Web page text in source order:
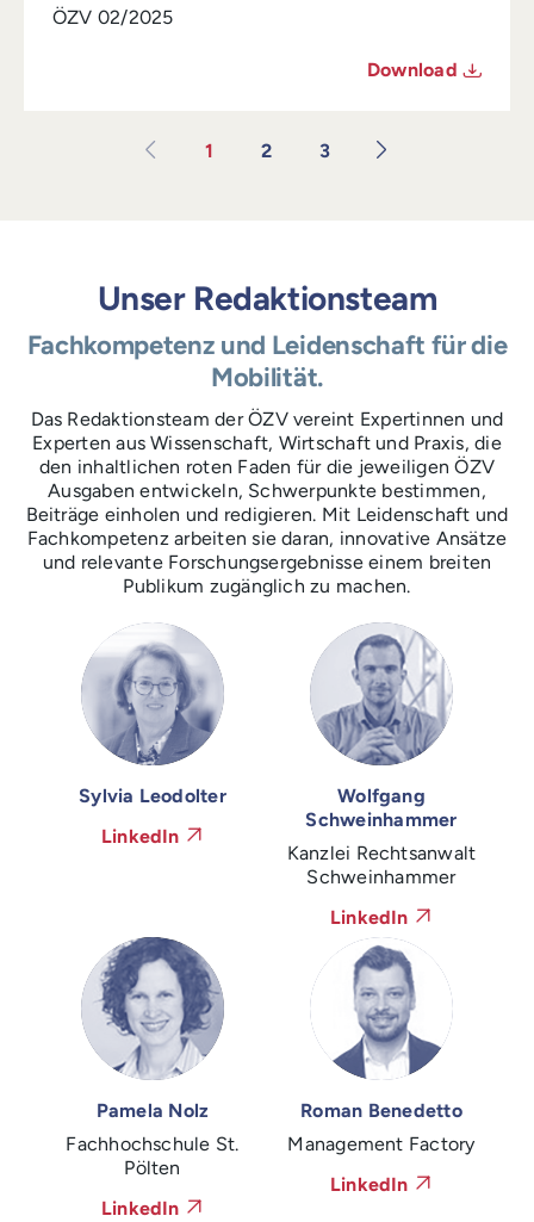
ÖZV 02/2025
Download
1 2 3
Unser Redaktionsteam
Fachkompetenz und Leidenschaft für die
Mobilität.
Das Redaktionsteam der ÖZV vereint Expertinnen und
Experten aus Wissenschaft, Wirtschaft und Praxis, die
den inhaltlichen roten Faden für die jeweiligen ÖZV
Ausgaben entwickeln, Schwerpunkte bestimmen,
Beiträge einholen und redigieren. Mit Leidenschaft und
Fachkompetenz arbeiten sie daran, innovative Ansätze
und relevante Forschungsergebnisse einem breiten
Publikum zugänglich zu machen.
Sylvia Leodolter
LinkedIn
Wolfgang
Schweinhammer
Kanzlei Rechtsanwalt
Schweinhammer
LinkedIn
Pamela Nolz
Fachhochschule St.
Pölten
LinkedIn
Roman Benedetto
Management Factory
LinkedIn